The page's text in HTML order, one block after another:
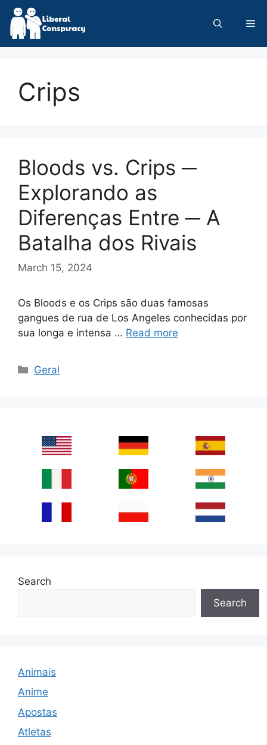
Skip
content
Crips
Bloods vs. Crips ─
Explorando as
Diferenças Entre ─ A
Batalha dos Rivais
March 15, 2024
Os Bloods e os Crips são duas famosas
gangues de rua de Los Angeles conhecidas por
sua longa e intensa … Read more
Categories
Geral
Search
Search
Animais
Anime
Apostas
Atletas